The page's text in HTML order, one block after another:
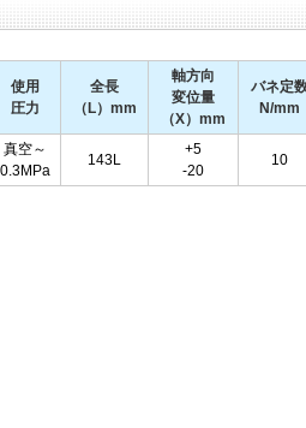
使用
圧力
全長
（L）mm
軸方向
変位量
（X）mm
バネ定
N/mm
真空～
0.3MPa
143L
+5
-20
10